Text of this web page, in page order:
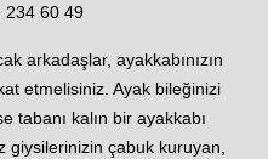
234 60 49
arkadaşlar, ayakkabınızın
etmelisiniz. Ayak bileğinizi
tabanı kalın bir ayakkabı
giysilerinizin çabuk kuruyan,